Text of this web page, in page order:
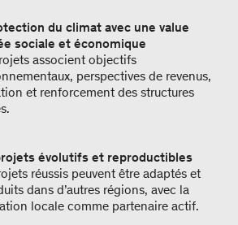
du climat avec une value
sociale et économique
associent objectifs
perspectives de revenus,
et renforcement des structures
évolutifs et reproductibles
réussis peuvent être adaptés et
dans d’autres régions, avec la
locale comme partenaire actif.